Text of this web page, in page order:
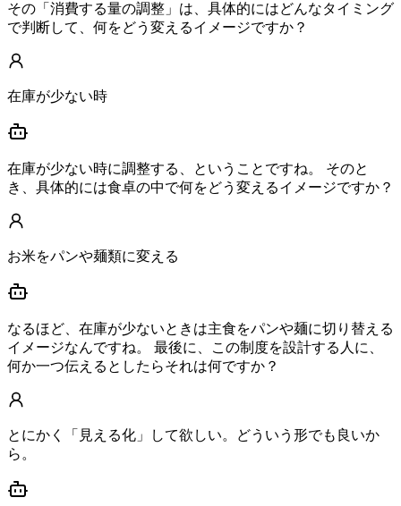
その「消費する量の調整」は、具体的にはどんなタイミング
で判断して、何をどう変えるイメージですか？
在庫が少ない時
在庫が少ない時に調整する、ということですね。 そのと
き、具体的には食卓の中で何をどう変えるイメージですか？
お米をパンや麺類に変える
なるほど、在庫が少ないときは主食をパンや麺に切り替える
イメージなんですね。 最後に、この制度を設計する人に、
何か一つ伝えるとしたらそれは何ですか？
とにかく「見える化」して欲しい。どういう形でも良いか
ら。